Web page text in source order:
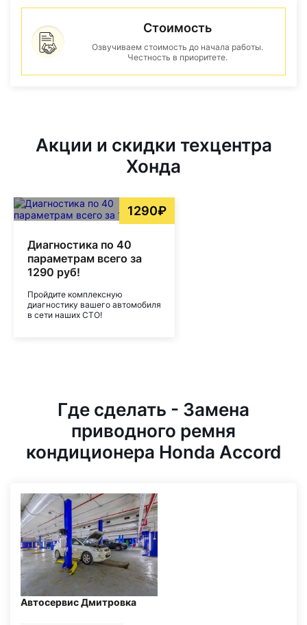
Стоимость
Озвучиваем стоимость до начала работы.
Честность в приоритете.
Акции и скидки техцентра
Хонда
1290₽
Диагностика по 40
параметрам всего за
1290 руб!
Пройдите комплексную
диагностику вашего автомобиля
в сети наших СТО!
Где сделать - Замена
приводного ремня
кондиционера Honda Accord
Автосервис Дмитровка